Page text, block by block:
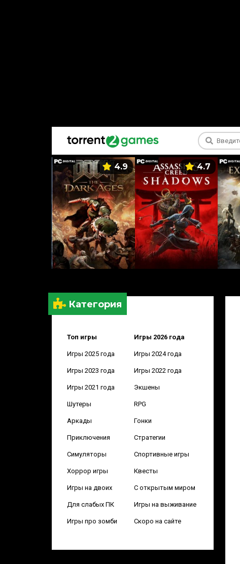
4.9 4.7
Категория
Топ игры Игры 2026 года
Игры 2025 года Игры 2024 года
Игры 2023 года Игры 2022 года
Игры 2021 года Экшены
Шутеры RPG
Аркады Гонки
Приключения Стратегии
Симуляторы Спортивные игры
Хоррор игры Квесты
Игры на двоих С открытым миром
Для слабых ПК Игры на выживание
Игры про зомби Скоро на сайте